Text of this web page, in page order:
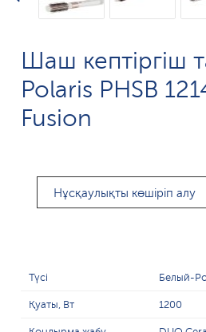
Шаш кептіргіш
Polaris PHSB
Fusion
Нұсқаулықты көшіріп алу
Түсі Белый-
Қуаты, Вт 1200